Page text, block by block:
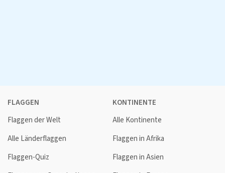
FLAGGEN
Flaggen der Welt
Alle Länderflaggen
Flaggen-Quiz
KONTINENTE
Alle Kontinente
Flaggen in Afrika
Flaggen in Asien